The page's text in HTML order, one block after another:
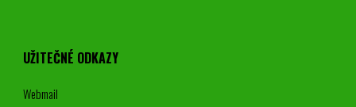
UŽITEČNÉ ODKAZY
Webmail